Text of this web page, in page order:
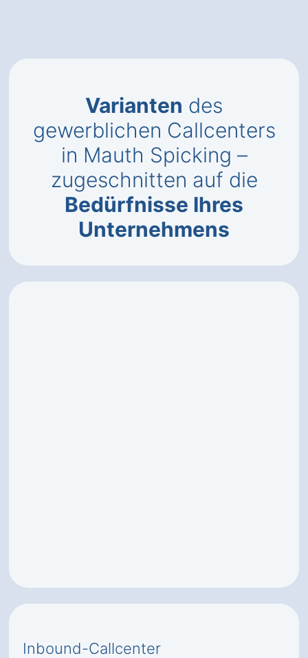
Varianten des
gewerblichen Callcenters
in Mauth Spicking –
zugeschnitten auf die
Bedürfnisse Ihres
Unternehmens
Inbound-Callcenter